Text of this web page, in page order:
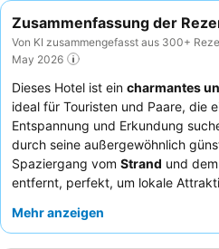
Zusammenfassung der
Von KI zusammengefasst aus 300+
May 2026
Dieses Hotel ist ein charmantes
ideal für Touristen und Paare, die
Entspannung und Erkundung
durch seine außergewöhnlich
Spaziergang vom Strand und
entfernt, perfekt, um lokale
eine Sauna bietet, die für die
Mehr anzeigen